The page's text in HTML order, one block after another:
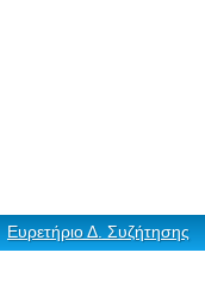
Ευρετήριο Δ. Συζήτησης